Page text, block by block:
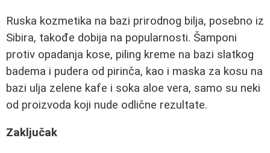
Ruska kozmetika na bazi prirodnog bilja, posebno iz
Sibira, takođe dobija na popularnosti. Šamponi
protiv opadanja kose, piling kreme na bazi slatkog
badema i pudera od pirinča, kao i maska za kosu na
bazi ulja zelene kafe i soka aloe vera, samo su neki
od proizvoda koji nude odlične rezultate.
Zaključak